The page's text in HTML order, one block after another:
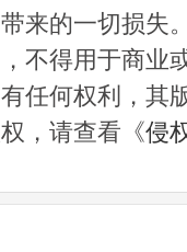
来的一切损失
不得用于商业
任何权利，其
，请查看《侵